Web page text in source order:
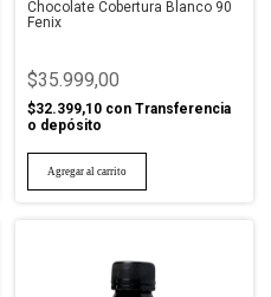
Chocolate Cobertura Blanco 90
Fenix
$35.999,00
$32.399,10 con Transferencia
o depósito